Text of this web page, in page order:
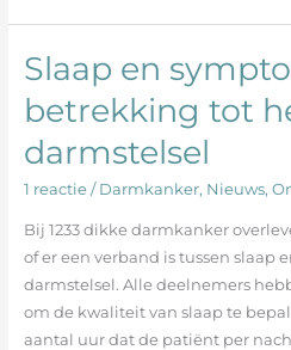
Slaap en
betrekking tot
darmstelsel
1 reactie / Darmkanker, Nieuws,
Bij 1233 dikke darmkanker
of er een verband is tussen slaap
darmstelsel. Alle deelnemers
om de kwaliteit van slaap te
aantal uur dat de patiënt per
Slaap
en
symptomen
met
betrekking
tot
het
maag-
darmstelsel